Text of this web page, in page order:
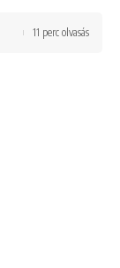
11 perc olvasás